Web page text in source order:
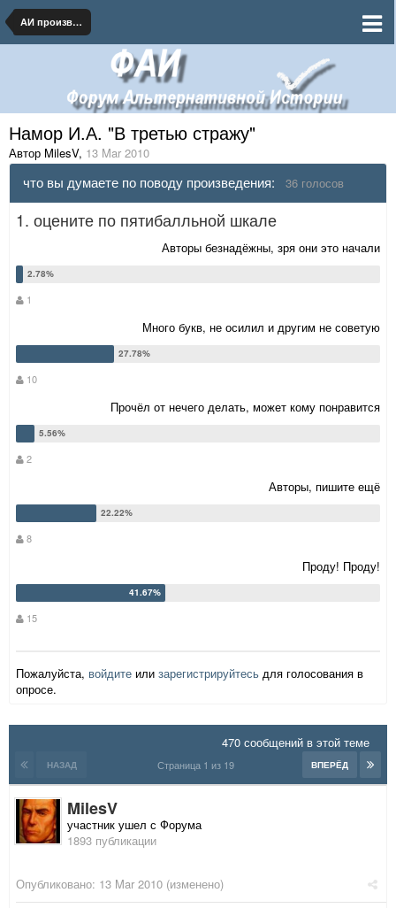
АИ произведения на бумаге и в сети
Намор И.А. "В третью стражу"
Автор MilesV, 13 Mar 2010
что вы думаете по поводу произведения: 36 голосов
1. оцените по пятибалльной шкале
Авторы безнадёжны, зря они это начали
1
Много букв, не осилил и другим не советую
10
Прочёл от нечего делать, может кому понравится
2
Авторы, пишите ещё
8
Проду! Проду!
15
Пожалуйста, войдите или зарегистрируйтесь для голосования в
опросе.
470 сообщений в этой теме
НАЗАД ВПЕРЁД
Страница 1 из 19
MilesV
участник ушел с Форума
1893 публикации
Опубликовано: 13 Mar 2010 (изменено)